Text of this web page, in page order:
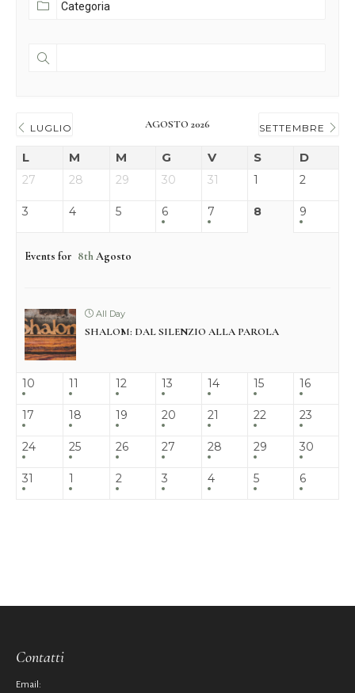
LUGLIO AGOSTO 2026 SETTEMBRE
L M M G V S D
27 28 29 30 31 1 2
3 4 5 6 7 8 9
Events for 8thAgosto
All Day
SHALOM: DAL SILENZIO ALLA PAROLA
10 11 12 13 14 15 16
17 18 19 20 21 22 23
24 25 26 27 28 29 30
31 1 2 3 4 5 6
Contatti
Email: